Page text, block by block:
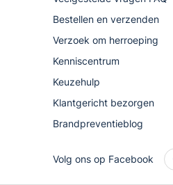
Bestellen en verzenden
Verzoek om herroeping
Kenniscentrum
Keuzehulp
Klantgericht bezorgen
Brandpreventieblog
Volg ons op Facebook